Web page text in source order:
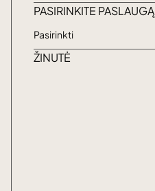
PASIRINKITE PASLAUGĄ
Pasirinkti
ŽINUTĖ